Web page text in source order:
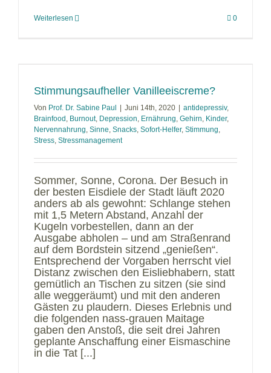
Weiterlesen 0
Stimmungsaufheller Vanilleeiscreme?
Von Prof. Dr. Sabine Paul Juni 14th, 2020 antidepressiv,
Brainfood , Burnout, Depression, Ernährung, Gehirn, Kinder,
Nervennahrung, Sinne, Snacks, Sofort-Helfer, Stimmung,
Stress, Stressmanagement
Sommer, Sonne, Corona. Der Besuch in
der besten Eisdiele der Stadt läuft 2020
anders ab als gewohnt: Schlange stehen
mit 1,5 Metern Abstand, Anzahl der
Kugeln vorbestellen, dann an der
Ausgabe abholen – und am Straßenrand
auf dem Bordstein sitzend „genießen“.
Entsprechend der Vorgaben herrscht viel
Distanz zwischen den Eisliebhabern, statt
gemütlich an Tischen zu sitzen (sie sind
alle weggeräumt) und mit den anderen
Gästen zu plaudern. Dieses Erlebnis und
die folgenden nass-grauen Maitage
gaben den Anstoß, die seit drei Jahren
geplante Anschaffung einer Eismaschine
in die Tat [...]